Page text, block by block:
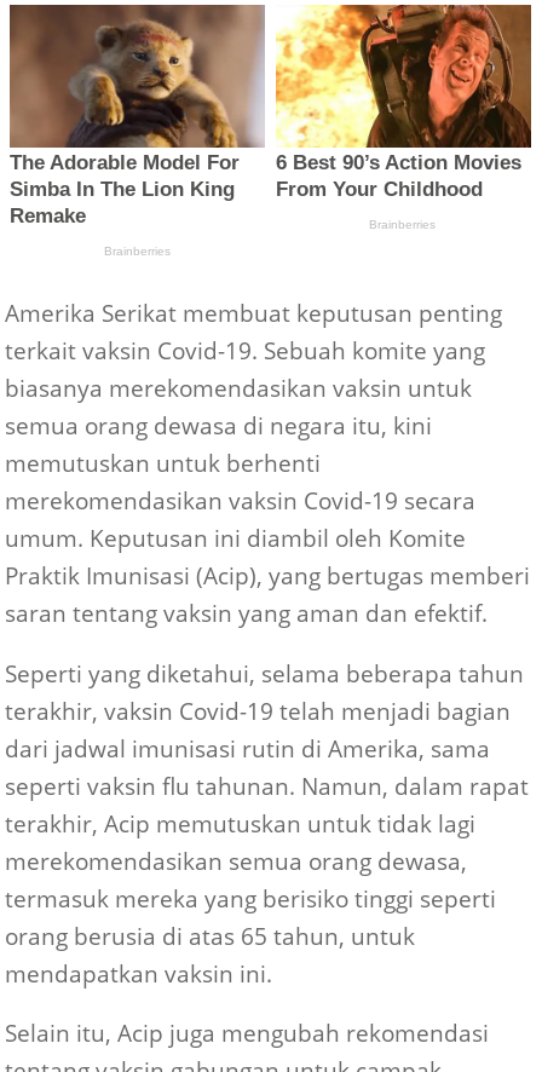
Amerika Serikat membuat keputusan penting
terkait vaksin Covid-19. Sebuah komite yang
biasanya merekomendasikan vaksin untuk
semua orang dewasa di negara itu, kini
memutuskan untuk berhenti
merekomendasikan vaksin Covid-19 secara
umum. Keputusan ini diambil oleh Komite
Praktik Imunisasi (Acip), yang bertugas memberi
saran tentang vaksin yang aman dan efektif.
Seperti yang diketahui, selama beberapa tahun
terakhir, vaksin Covid-19 telah menjadi bagian
dari jadwal imunisasi rutin di Amerika, sama
seperti vaksin flu tahunan. Namun, dalam rapat
terakhir, Acip memutuskan untuk tidak lagi
merekomendasikan semua orang dewasa,
termasuk mereka yang berisiko tinggi seperti
orang berusia di atas 65 tahun, untuk
mendapatkan vaksin ini.
Selain itu, Acip juga mengubah rekomendasi